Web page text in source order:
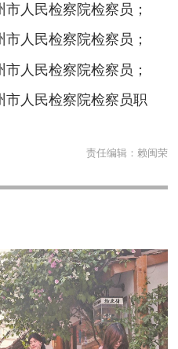
人民检察院检察员；
人民检察院检察员；
人民检察院检察员；
市人民检察院检察员职
责任编辑： 赖闽荣